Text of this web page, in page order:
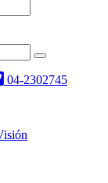
04-2302745